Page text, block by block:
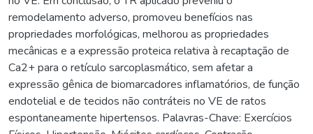
remodelamento adverso, promoveu benefícios nas
propriedades morfológicas, melhorou as propriedades
mecânicas e a expressão proteica relativa à recaptação de
Ca2+ para o retículo sarcoplasmático, sem afetar a
expressão gênica de biomarcadores inflamatórios, de função
endotelial e de tecidos não contráteis no VE de ratos
espontaneamente hipertensos. Palavras-Chave: Exercícios